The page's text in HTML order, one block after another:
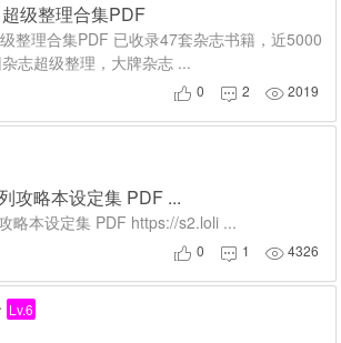
超级整理合集PDF
整理合集PDF 已收录47套杂志书籍，近5000
志超级整理，大牌杂志 ...
 0  2 2019
攻略本设定集 PDF ...
略本设定集 PDF https://s2.loli ...
 0  1 4326
Lv.6